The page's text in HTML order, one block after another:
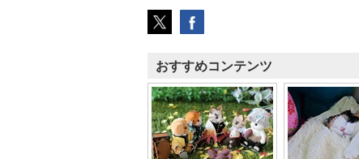
おすすめコンテンツ